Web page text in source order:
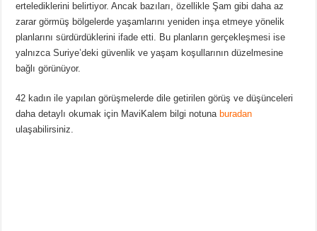
ertelediklerini belirtiyor. Ancak bazıları, özellikle Şam gibi daha az
zarar görmüş bölgelerde yaşamlarını yeniden inşa etmeye yönelik
planlarını sürdürdüklerini ifade etti. Bu planların gerçekleşmesi ise
yalnızca Suriye’deki güvenlik ve yaşam koşullarının düzelmesine
bağlı görünüyor.
42 kadın ile yapılan görüşmelerde dile getirilen görüş ve düşünceleri
daha detaylı okumak için MaviKalem bilgi notuna buradan
ulaşabilirsiniz.